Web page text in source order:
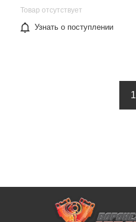
Товар отсутствует
Узнать о поступлении
1